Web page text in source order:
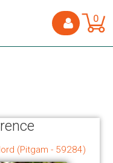
0
(Pitgam - 59284)